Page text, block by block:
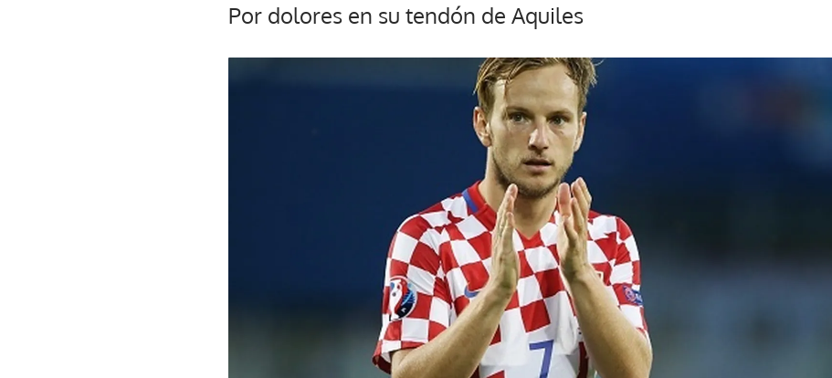
Por dolores en su tendón de Aquiles